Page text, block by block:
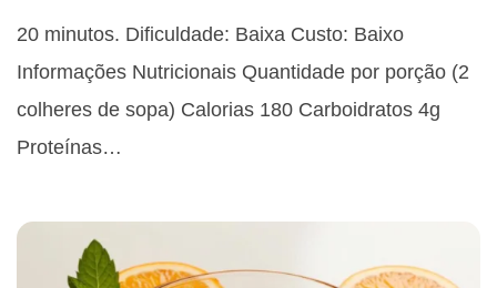
20 minutos. Dificuldade: Baixa Custo: Baixo
Informações Nutricionais Quantidade por porção (2
colheres de sopa) Calorias 180 Carboidratos 4g
Proteínas…